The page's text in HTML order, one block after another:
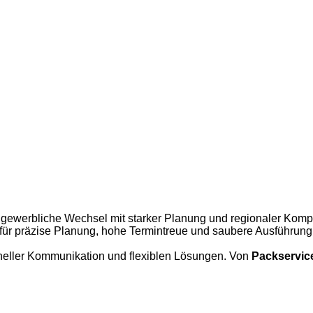
Wechsel mit starker Planung und regionaler
präzise Planung, hohe Termintreue und saubere
Kommunikation und flexiblen Lösungen. Von